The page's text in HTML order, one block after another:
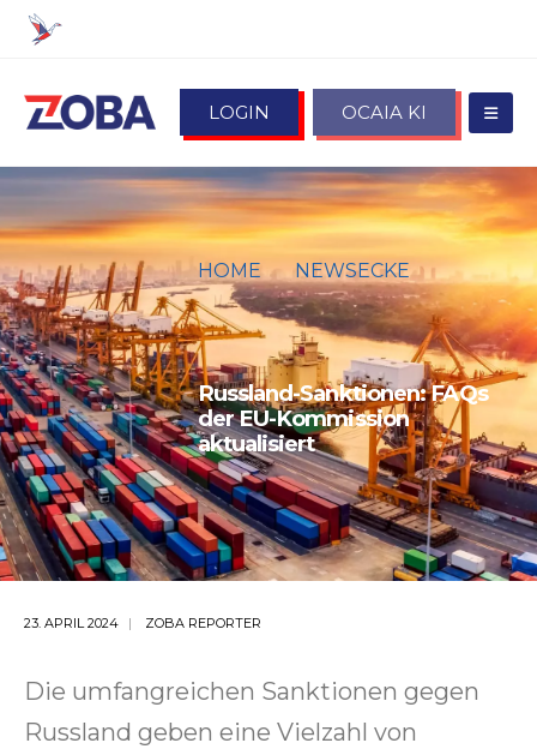
LOGIN OCAIA KI
HOME
NEWSECKE
RUSSLAND-SANKTIONEN:
FAQS DER EU-KOMMISSION
AKTUALISIERT
Russland-Sanktionen: FAQs
der EU-Kommission
aktualisiert
23. APRIL 2024 ZOBA REPORTER
Die umfangreichen Sanktionen gegen
Russland geben eine Vielzahl von